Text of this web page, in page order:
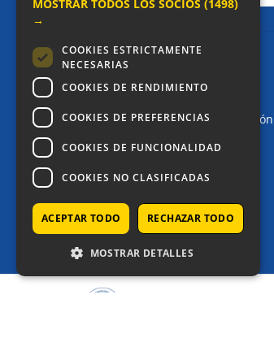
CONTACTO
Dirección:
Avda. de Pablo Iglesias, 4. Alcorcón
Teléfonos:
Secretaría Infantil:91 643 61 33
Email:
alkor@colegioalkor.com
MOSTRAR TODOS LOS SOCIOS (1498)
→
COOKIES ESTRICTAMENTE
NECESARIAS
COOKIES DE RENDIMIENTO
COOKIES DE PREFERENCIAS
COOKIES DE FUNCIONALIDAD
COOKIES NO CLASIFICADAS
ACEPTAR TODO RECHAZAR TODO
MOSTRAR DETALLES